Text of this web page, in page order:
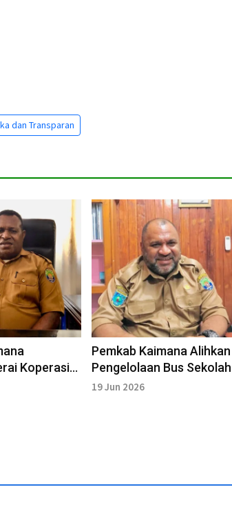
dan Transparan
Koperasi
Pemkab Kaimana Alihkan
Pengelolaan Bus Sekolah
ke Dinas Perhubungan
19 Jun 2026